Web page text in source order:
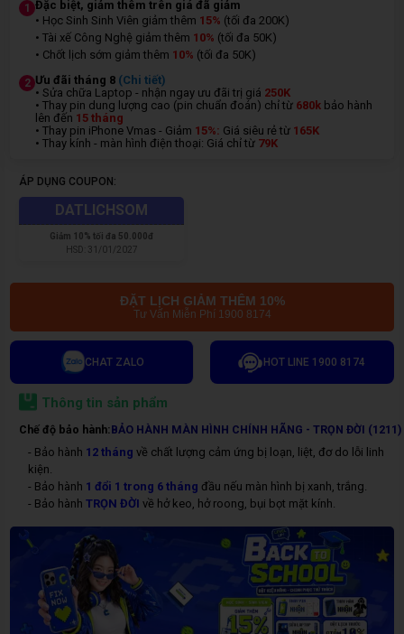
1
Đặc biệt, giảm thêm trên giá đã giảm
• Học Sinh Sinh Viên giảm thêm 15% (tối đa 200K)
• Tài xế Công Nghệ giảm thêm 10% (tối đa 50K)
• Chốt lịch sớm giảm thêm 10% (tối đa 50K)
2 Ưu đãi tháng 8 (Chi tiết)
• Sửa chữa Laptop - nhận ngay ưu đãi trị giá 250K
• Thay pin dung lượng cao (pin chuẩn đoán) chỉ từ 680k bảo hành
lên đến 15 tháng
• Thay pin iPhone Vmas - Giảm 15%: Giá siêu rẻ từ 165K
• Thay kính - màn hình điện thoại: Giá chỉ từ 79K
ÁP DỤNG COUPON:
DATLICHSOM
Giảm 10% tối đa 50.000đ
HSD:
31/01/2027
ĐẶT LỊCH GIẢM THÊM 10%
Tư Vấn Miễn Phí 1900 8174
CHAT ZALO HOT LINE 1900 8174
Thông tin sản phẩm
Chế độ bảo hành:BẢO HÀNH MÀN HÌNH CHÍNH HÃNG - TRỌN ĐỜI (1211)
- Bảo hành 12 tháng về chất lượng cảm ứng bị loạn, liệt, đơ do lỗi linh
kiện.
- Bảo hành 1 đổi 1 trong 6 tháng đầu nếu màn hình bị xanh, trắng.
- Bảo hành TRỌN ĐỜI về hở keo, hở roong, bụi bọt mặt kính.